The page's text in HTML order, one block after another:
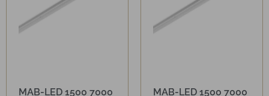
MAB-LED 1500 7000 MAB-LED 1500 7000